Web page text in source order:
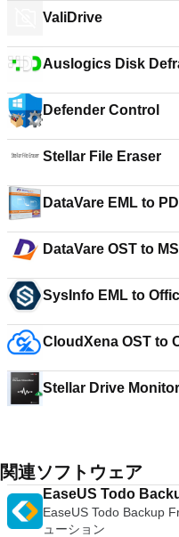
ValiDrive
Auslogics Disk
Defender Control
Stellar File Eraser
DataVare EML to
DataVare OST to
SysInfo EML to
CloudXena OST to
Stellar Drive Monitor
関連ソフトウェア
EaseUS Todo
EaseUS Todo Backup
ューション